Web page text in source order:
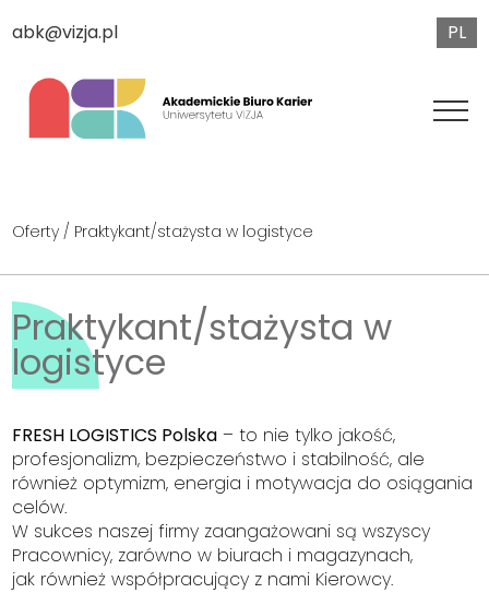
abk@vizja.pl PL
Oferty / Praktykant/stażysta w logistyce
Praktykant/stażysta w
logistyce
FRESH LOGISTICS Polska – to nie tylko jakość,
profesjonalizm, bezpieczeństwo i stabilność, ale
również optymizm, energia i motywacja do osiągania
celów.
W sukces naszej firmy zaangażowani są wszyscy
Pracownicy, zarówno w biurach i magazynach,
jak również współpracujący z nami Kierowcy.